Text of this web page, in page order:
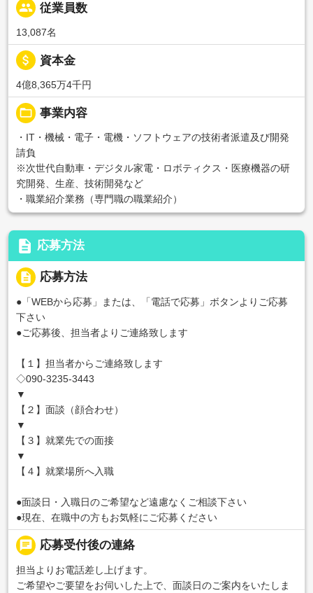
people 従業員数
13,087名
attach_money 資本金
4億8,365万4千円
folder_open 事業内容
・IT・機械・電子・電機・ソフトウェアの技術者派遣及び開発
請負
※次世代自動車・デジタル家電・ロボティクス・医療機器の研
究開発、生産、技術開発など
・職業紹介業務（専門職の職業紹介）
description 応募方法
description 応募方法
●「WEBから応募」または、「電話で応募」ボタンよりご応募
下さい
●ご応募後、担当者よりご連絡致します
【１】担当者からご連絡致します
◇090-3235-3443
▼
【２】面談（顔合わせ）
▼
【３】就業先での面接
▼
【４】就業場所へ入職
●面談日・入職日のご希望など遠慮なくご相談下さい
●現在、在職中の方もお気軽にご応募ください
chat 応募受付後の連絡
担当よりお電話差し上げます。
ご希望やご要望をお伺いした上で、面談日のご案内をいたしま